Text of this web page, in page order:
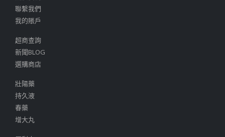
聯繫我們
我的賬戶
超商查詢
新聞BLOG
選購商店
壯陽藥
持久液
春藥
增大丸